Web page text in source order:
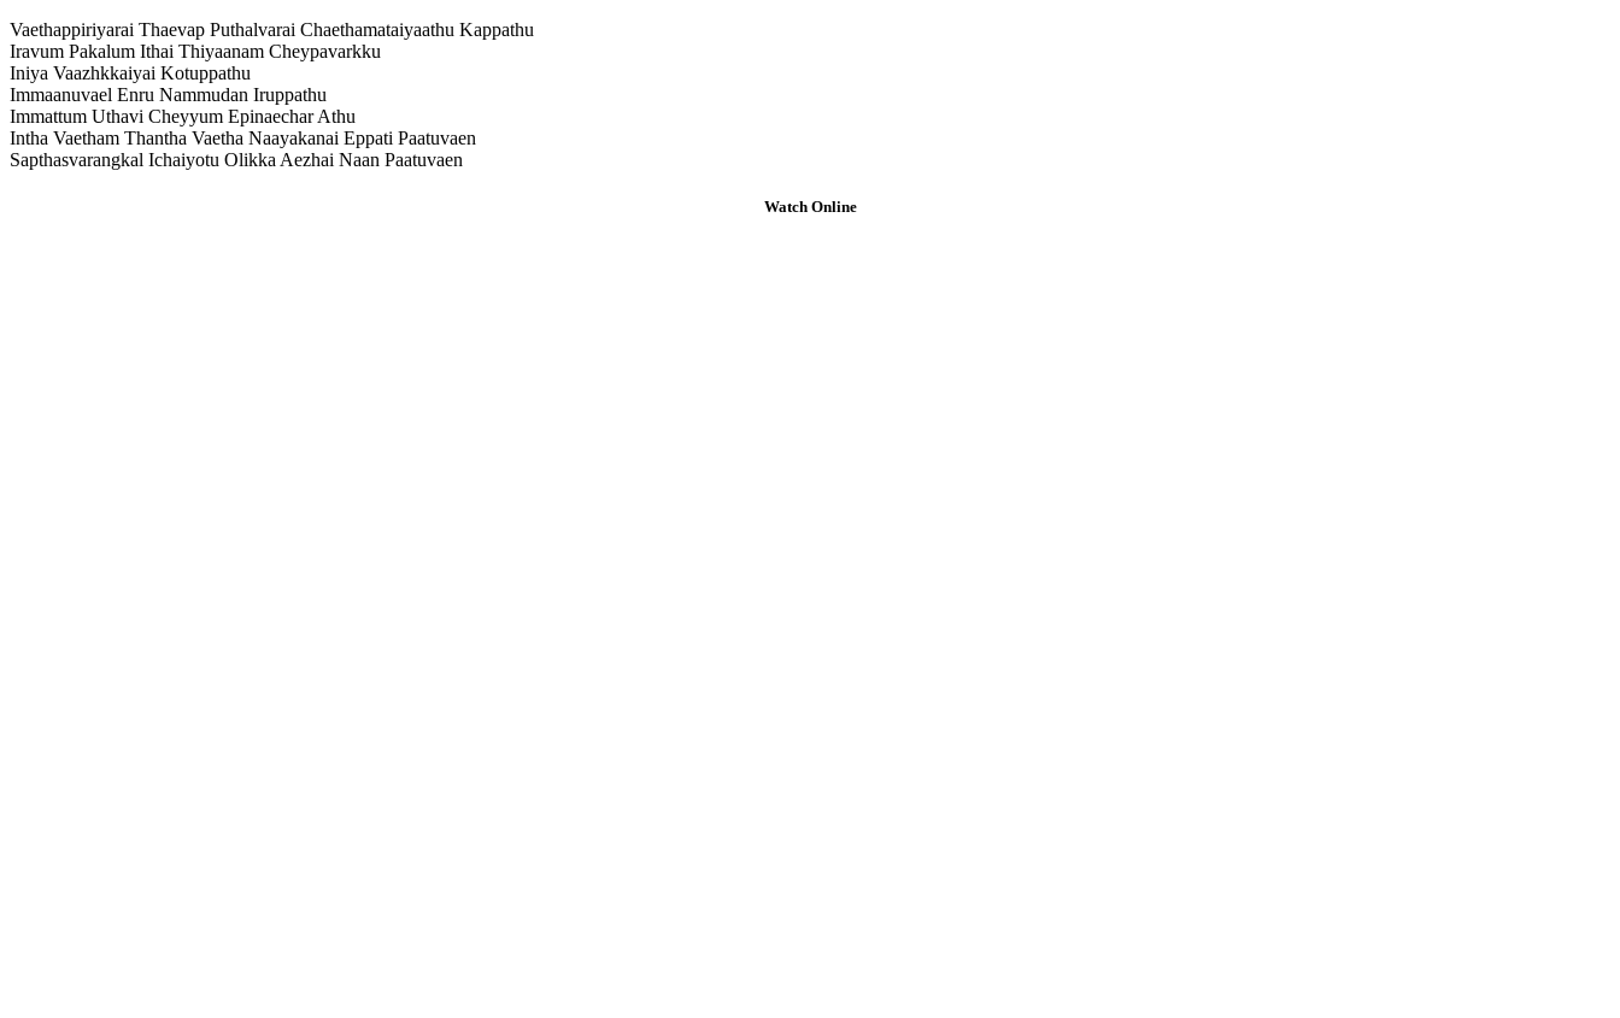
Vaethappiriyarai Thaevap Puthalvarai Chaethamataiyaathu Kappathu
Iravum Pakalum Ithai Thiyaanam Cheypavarkku
Iniya Vaazhkkaiyai Kotuppathu
Immaanuvael Enru Nammudan Iruppathu
Immattum Uthavi Cheyyum Epinaechar Athu
Intha Vaetham Thantha Vaetha Naayakanai Eppati Paatuvaen
Sapthasvarangkal Ichaiyotu Olikka Aezhai Naan Paatuvaen
Watch Online